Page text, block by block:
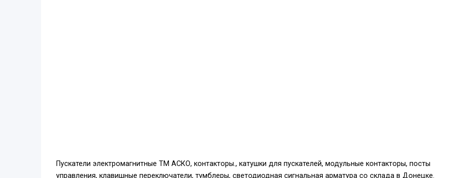
Пускатели электромагнитные ТМ АСКО, контакторы., катушки для пускателей, модульные контакторы, посты
управления, клавишные переключатели, тумблеры, светодиодная сигнальная арматура со склада в Донецке.